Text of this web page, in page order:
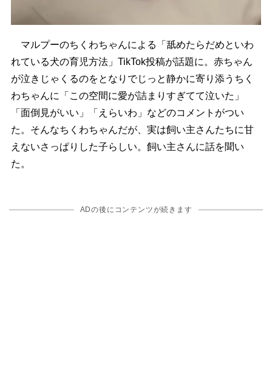
マルプーのちくわちゃんによる「舐めたらだめといわ
れている犬の育児方法」TikTok投稿が話題に。赤ちゃん
が泣きじゃくるのをとなりでじっと静かに寄り添うちく
わちゃんに「この空間に愛が詰まりすぎてて泣いた」
「面倒見がいい」「えらいわ」などのコメントがつい
た。そんなちくわちゃんだが、実は飼い主さんたちに甘
えないさっぱりした子らしい。飼い主さんに話を聞い
た。
ADの後にコンテンツが続きます